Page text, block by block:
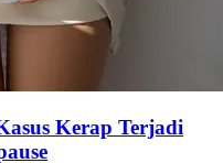
Kerap Terjadi